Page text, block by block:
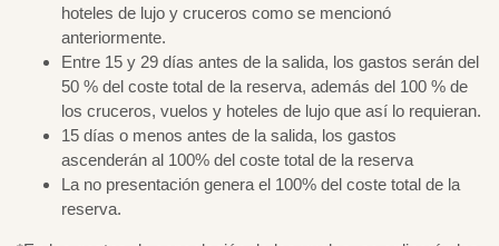
hoteles de lujo y cruceros como se mencionó
anteriormente.
Entre 15 y 29 días antes de la salida, los gastos serán del
50 % del coste total de la reserva, además del 100 % de
los cruceros, vuelos y hoteles de lujo que así lo requieran.
15 días o menos antes de la salida, los gastos
ascenderán al 100% del coste total de la reserva
La no presentación genera el 100% del coste total de la
reserva.